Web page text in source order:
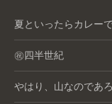
夏といったらカレー
㊗️四半世紀
やはり、山なのであ